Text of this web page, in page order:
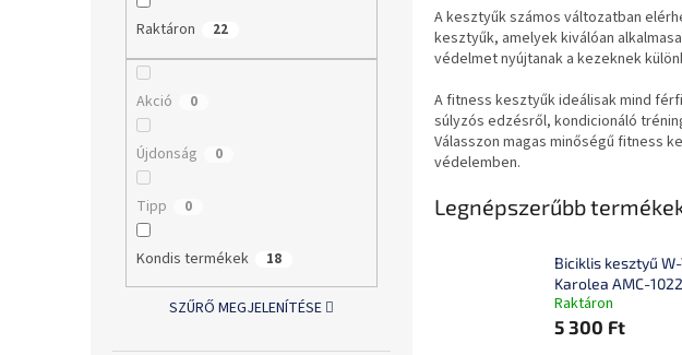
Raktáron 22
Akció 0
Újdonság 0
Tipp 0
Kondis termékek 18
SZŰRŐ MEGJELENÍTÉSE
A kesztyűk számos változatban
kesztyűk, amelyek kiválóan
védelmet nyújtanak a kezeknek
A fitness kesztyűk ideálisak mind
súlyzós edzésről, kondicionáló
Válasszon magas minőségű fitness
védelemben.
Legnépszerűbb
Biciklis kesztyű W-
Karolea AMC-
Raktáron
5 300 Ft